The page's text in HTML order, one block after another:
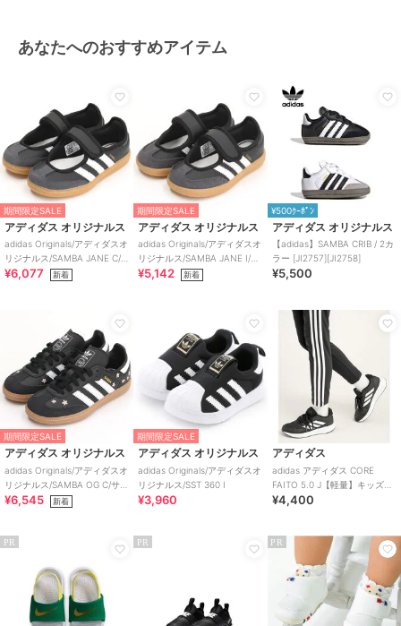
あなたへのおすすめアイテム
期間限定SALE
アディダス オリジナルス
adidas Originals/アディダスオ
リジナルス/SAMBA JANE C/
サンバ ジェーン
¥6,077 新着
期間限定SALE
アディダス オリジナルス
adidas Originals/アディダスオ
リジナルス/SAMBA JANE I/サ
ンバ ジェーン
¥5,142 新着
¥500ｸｰﾎﾟﾝ
アディダス オリジナルス
【adidas】SAMBA CRIB / 2カ
ラー [JI2757][JI2758]
¥5,500
期間限定SALE
アディダス オリジナルス
adidas Originals/アディダスオ
リジナルス/SAMBA OG C/サン
バ
¥6,545 新着
期間限定SALE
アディダス オリジナルス
adidas Originals/アディダスオ
リジナルス/SST 360 I
¥3,960
アディダス
adidas アディダス CORE
FAITO 5.0 J【軽量】キッズス
ニーカー ヒモ靴
¥4,400
PR PR PR